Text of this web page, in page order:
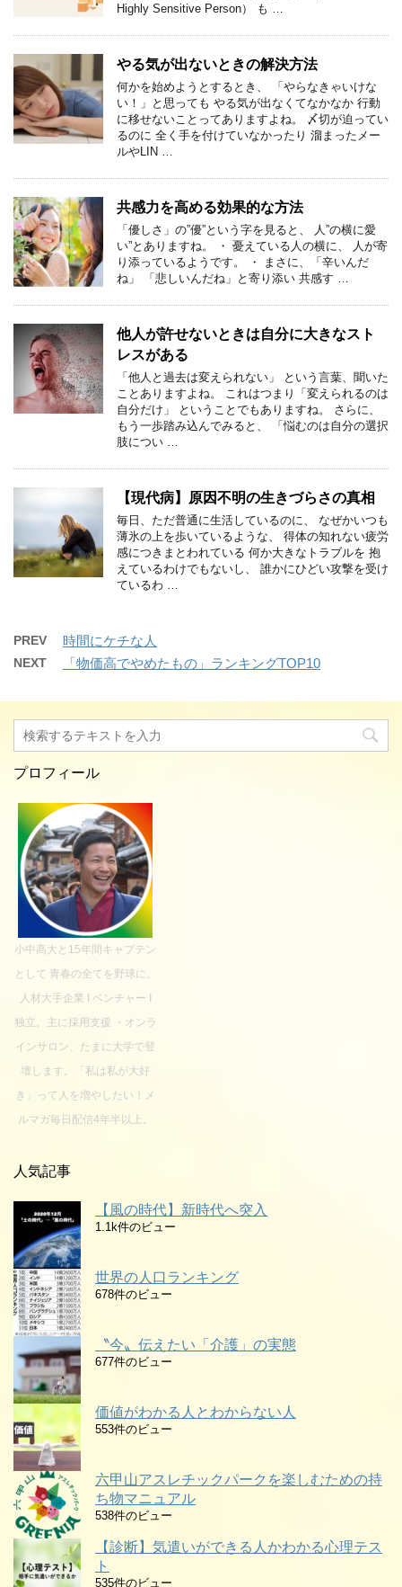
Highly Sensitive Person） も …
やる気が出ないときの解決方法
何かを始めようとするとき、 「やらなきゃいけな
い！」と思っても やる気が出なくてなかなか 行動
に移せないことってありますよね。 〆切が迫ってい
るのに 全く手を付けていなかったり 溜まったメー
ルやLIN …
共感力を高める効果的な方法
「優しさ」の”優”という字を見ると、 人”の横に愛
い”とありますね。 ・ 憂えている人の横に、 人が寄
り添っているようです。 ・ まさに、「辛いんだ
ね」 「悲しいんだね」と寄り添い 共感す …
他人が許せないときは自分に大きなスト
レスがある
「他人と過去は変えられない」 という言葉、聞いた
ことありますよね。 これはつまり「変えられるのは
自分だけ」 ということでもありますね。 さらに、
もう一歩踏み込んでみると、 「悩むのは自分の選択
肢につい …
【現代病】原因不明の生きづらさの真相
毎日、ただ普通に生活しているのに、 なぜかいつも
薄氷の上を歩いているような、 得体の知れない疲労
感につきまとわれている 何か大きなトラブルを 抱
えているわけでもないし、 誰かにひどい攻撃を受け
ているわ …
PREV 時間にケチな人
NEXT 「物価高でやめたもの」ランキングTOP10
プロフィール
小中高大と15年間キャプテン
として 青春の全てを野球に。
人材大手企業 I ベンチャー I
独立。主に採用支援 ・オンラ
インサロン、たまに大学で登
壇します。「私は私が大好
き」って人を増やしたい！メ
ルマガ毎日配信4年半以上。
人気記事
【風の時代】新時代へ突入
1.1k件のビュー
世界の人口ランキング
678件のビュー
〝今〟伝えたい「介護」の実態
677件のビュー
価値がわかる人とわからない人
553件のビュー
六甲山アスレチックパークを楽しむための持
ち物マニュアル
538件のビュー
【診断】気遣いができる人かわかる心理テス
ト
535件のビュー